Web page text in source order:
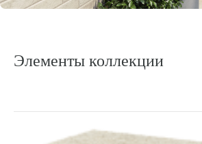
Элементы коллекции